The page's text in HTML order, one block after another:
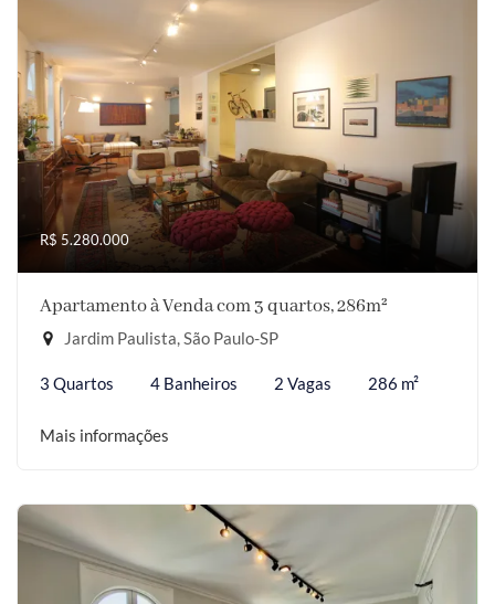
R$ 5.280.000
Apartamento à Venda com 3 quartos, 286m²
Jardim Paulista, São Paulo-SP
3 Quartos 4 Banheiros 2 Vagas 286 m²
Mais informações